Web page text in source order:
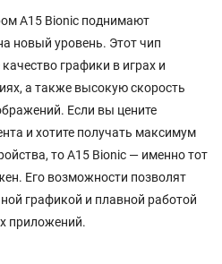
A15 Bionic поднимают
новый уровень. Этот чип
графики в играх и
а также высокую скорость
Если вы цените
и хотите получать максимум
то A15 Bionic — именно тот
Его возможности позволят
графикой и плавной работой
приложений.